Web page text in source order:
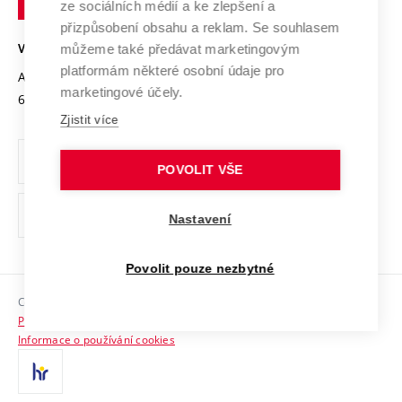
Open Science
Projekty
Projekty ze strukturálních fondů
Specifický výzkum
Mezinárodní dohody
Univerzitní sítě
Bezpečná univerzita
Vyznamenání
Organizační struktura
Ochrana osobních údajů
odkaz)
Sociální bezpečí
HR Award
Kontakty
VYSOKÉ UČENÍ TECHNICKÉ V BRNĚ
Antonínská 548/1
602 00 Brno
www.vut.cz
vut@vutbr.cz
Copyright © 2026 VUT
Prohlášení o přístupnosti
Informace o používání cookies
ze sociálních médií a ke zlepšení a
přizpůsobení obsahu a reklam. Se souhlasem
můžeme také předávat marketingovým
platformám některé osobní údaje pro
marketingové účely.
Zjistit více
POVOLIT VŠE
Nastavení
Povolit pouze nezbytné